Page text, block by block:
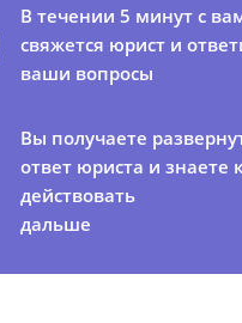
В течении 5 минут с
свяжется юрист и
ваши вопросы
Вы получаете
ответ юриста и знаете
действовать
дальше